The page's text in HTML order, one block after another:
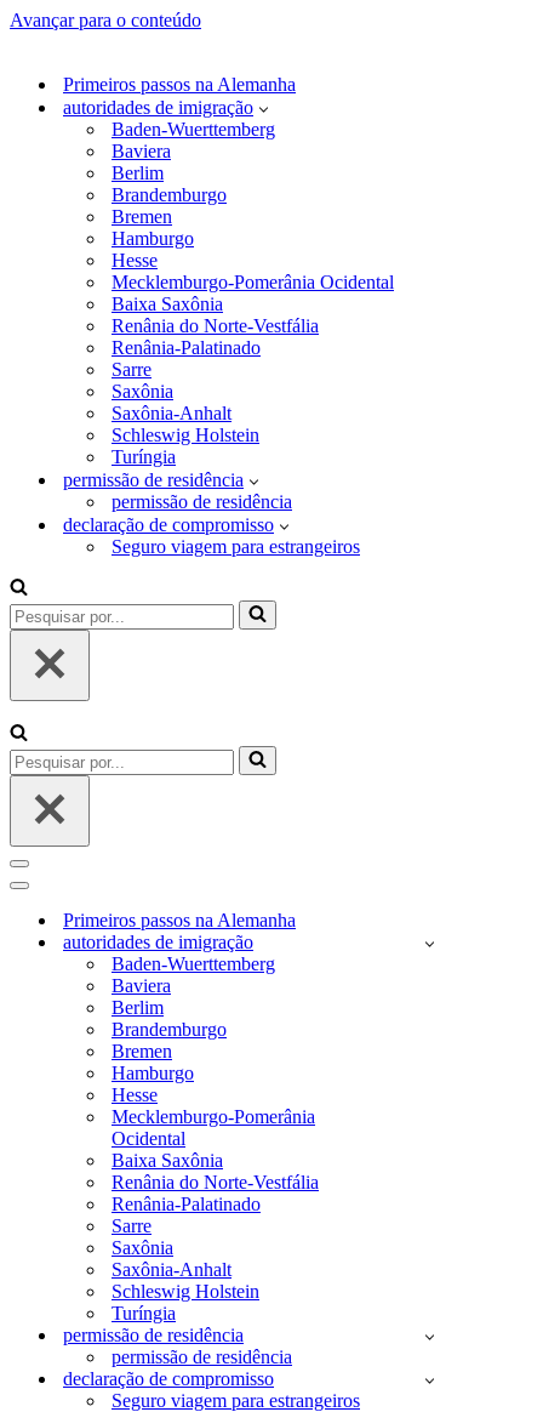
Avançar para o conteúdo
Primeiros passos na Alemanha
autoridades de imigração
Baden-Wuerttemberg
Baviera
Berlim
Brandemburgo
Bremen
Hamburgo
Hesse
Mecklemburgo-Pomerânia Ocidental
Baixa Saxônia
Renânia do Norte-Vestfália
Renânia-Palatinado
Sarre
Saxônia
Saxônia-Anhalt
Schleswig Holstein
Turíngia
permissão de residência
permissão de residência
declaração de compromisso
Seguro viagem para estrangeiros
Pesquisar
por...
Pesquisar
por...
Menu
de
Menu
navegaçãoPrimeiros passos na Alemanha
autoridades de imigração
Baden-Wuerttemberg
Baviera
Berlim
Brandemburgo
Bremen
Hamburgo
Hesse
Mecklemburgo-Pomerânia
Ocidental
Baixa Saxônia
Renânia do Norte-Vestfália
Renânia-Palatinado
Sarre
Saxônia
Saxônia-Anhalt
Schleswig Holstein
Turíngia
permissão de residência
permissão de residência
declaração de compromisso
Seguro viagem para estrangeiros